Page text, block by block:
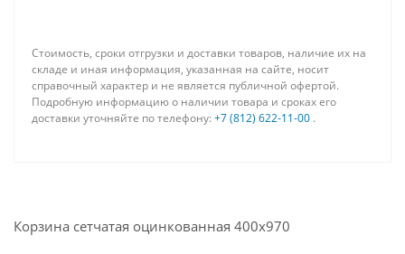
Стоимость, сроки отгрузки и доставки товаров, наличие их на
складе и иная информация, указанная на сайте, носит
справочный характер и не является публичной офертой.
Подробную информацию о наличии товара и сроках его
доставки уточняйте по телефону: +7 (812) 622-11-00 .
Корзина сетчатая оцинкованная 400х970